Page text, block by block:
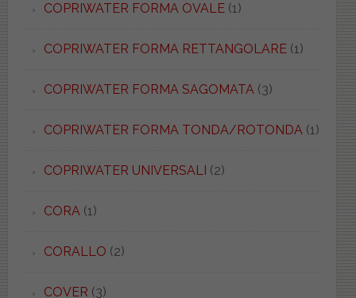
COPRIWATER FORMA OVALE(1)
COPRIWATER FORMA RETTANGOLARE(1)
COPRIWATER FORMA SAGOMATA(3)
COPRIWATER FORMA TONDA/ROTONDA(1)
COPRIWATER UNIVERSALI (2)
CORA(1)
CORALLO (2)
COVER (3)